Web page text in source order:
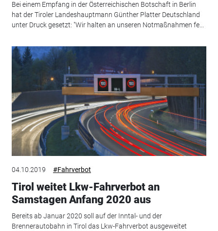
Bei einem Empfang in der Österreichischen Botschaft in Berlin
hat der Tiroler Landeshauptmann Günther Platter Deutschland
unter Druck gesetzt: "Wir halten an unseren Notmaßnahmen fe...
04.10.2019 #Fahrverbot
Tirol weitet Lkw-Fahrverbot an
Samstagen Anfang 2020 aus
Bereits ab Januar 2020 soll auf der Inntal- und der
Brennerautobahn in Tirol das Lkw-Fahrverbot ausgeweitet